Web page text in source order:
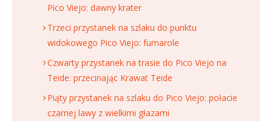
Pico Viejo: dawny krater
Trzeci przystanek na szlaku do punktu
widokowego Pico Viejo: fumarole
Czwarty przystanek na trasie do Pico Viejo na
Teide: przecinając Krawat Teide
Piąty przystanek na szlaku do Pico Viejo: połacie
czarnej lawy z wielkimi głazami